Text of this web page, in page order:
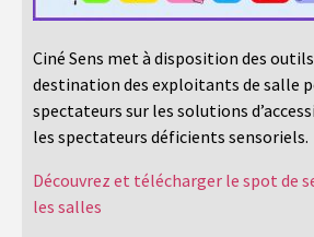
Ciné Sens met à disposition des
destination des exploitants de salle
spectateurs sur les solutions
les spectateurs déficients sensoriels.
Découvrez et télécharger le spot de
les salles